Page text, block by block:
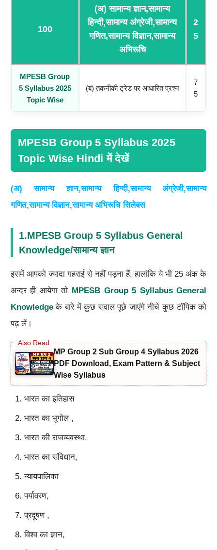
100
(अ) सामान्य ज्ञान,सामान्य
हिन्दी,सामान्य अंग्रेजी,सामान्य
गणित,सामान्य विज्ञान,सामान्य
अभिरूचि
2
5
MPESB Group
5 Syllabus 2025
Topic Wise
(ब) तकनीकी ट्रेड पर आधारित प्रश्न
7
5
MPESB Group 5 Syllabus 2025
Topic Wise Hindi में देखें
(अ) सामान्य ज्ञान,सामान्य हिन्दी,सामान्य अंग्रेजी,सामान्य
गणित,सामान्य विज्ञान,सामान्य अभिरूचि सिलेबस
1.MPESB Group 5 Syllabus General
Knowledge/सामान्य ज्ञान
इसमें आपको ज्यादा गहराई से नहीं पड़ना हैं, हालांकि ये भी 25 अंक के
अन्दर ही आयेगा तो MPESB Group 5 Syllabus General
Knowledgeके बारे में कुछ सवाल पूछे जाएंगे नीचे कुछ टॉपिक को
पढ़ लें।
MP Group 2 Sub Group 4 Syllabus 2026
PDF Download, Exam Pattern & Subject
Wise Syllabus
भारत का इतिहास
भारत का भूगोल ,
भारत की राजव्यवस्था,
भारत का संविधान,
न्यायपालिका
पर्यावरण,
प्रदूषण ,
विश्व का ज्ञान,